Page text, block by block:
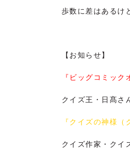
歩数に差はあるけ
【お知らせ】
『ビッグコミック
クイズ王・日髙さ
『クイズの神様（
クイズ作家・クイ